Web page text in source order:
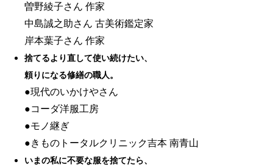
曽野綾子さん 作家
中島誠之助さん 古美術鑑定家
岸本葉子さん 作家
捨てるより直して使い続けたい、
頼りになる修繕の職人。
●現代のいかけやさん
●コーダ洋服工房
●モノ継ぎ
●きものトータルクリニック吉本 南青山
いまの私に不要な服を捨てたら、